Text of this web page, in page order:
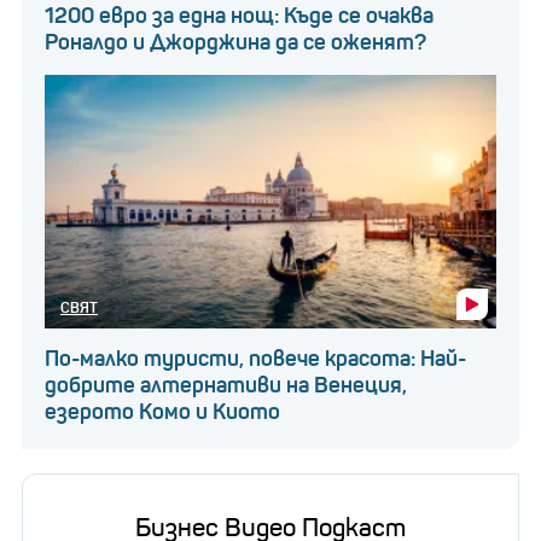
1200 евро за една нощ: Къде се очаква
Роналдо и Джорджина да се оженят?
СВЯТ
По-малко туристи, повече красота: Най-
добрите алтернативи на Венеция,
езерото Комо и Киото
Бизнес Видео Подкаст